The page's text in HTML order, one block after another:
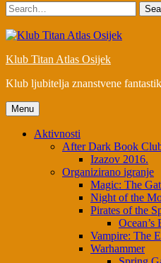
Search
Klub Titan Atlas Osijek
Klub ljubitelja znanstvene
Menu
Aktivnosti
After Dark Book
Izazov 2016.
Organizirano igranje
Magic: The
Night of the
Pirates of the
Ocean’s
Vampire: The
Warhammer